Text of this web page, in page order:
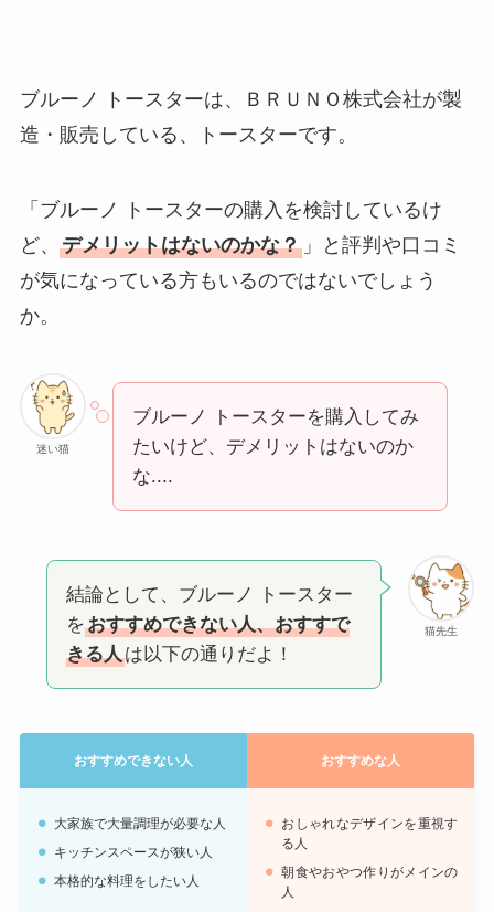
ブルーノ トースターは、ＢＲＵＮＯ株式会社が製
造・販売している、トースターです。
「ブルーノ トースターの購入を検討しているけ
ど、 デメリットはないのかな？」と評判や口コミ
が気になっている方もいるのではないでしょう
か。
迷い猫
ブルーノ トースターを購入してみ
たいけど、デメリットはないのか
な....
猫先生
結論として、ブルーノ トースター
をおすすめできない人、おすすで
きる人は以下の通りだよ！
おすすめできない人 おすすめな人
大家族で大量調理が必要な人
キッチンスペースが狭い人
本格的な料理をしたい人
おしゃれなデザインを重視す
る人
朝食やおやつ作りがメインの
人